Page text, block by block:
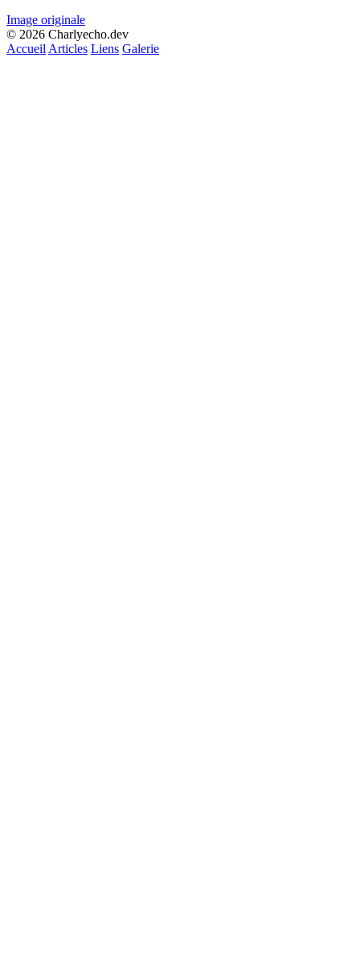
Image originale
© 2026 Charlyecho.dev
Accueil Articles Liens Galerie